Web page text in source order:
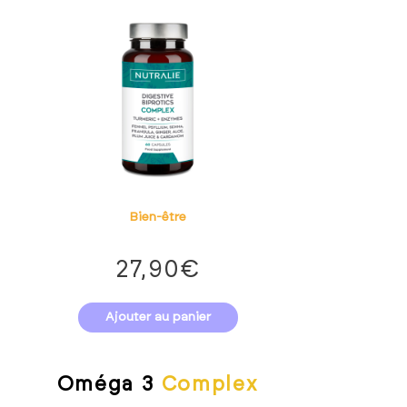
Bien-être
27,90€
Ajouter au panier
Oméga 3 Complex